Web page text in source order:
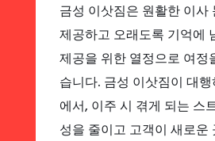
금성 이삿짐은 원활한 이사
제공하고 오래도록 기억에
제공을 위한 열정으로 여정
습니다. 금성 이삿짐이 대
에서, 이주 시 겪게 되는 스
성을 줄이고 고객이 새로운